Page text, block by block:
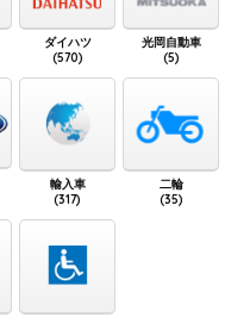
ダイハツ
(570)
光岡自動車
(5)
輸入車
(317)
二輪
(35)